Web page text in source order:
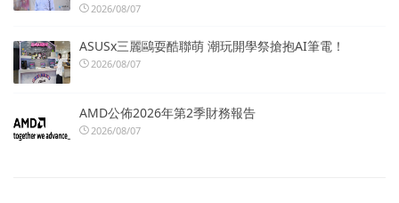
2026/08/07
ASUSx三麗鷗耍酷聯萌 潮玩開學祭搶抱AI筆電！
2026/08/07
AMD公佈2026年第2季財務報告
2026/08/07